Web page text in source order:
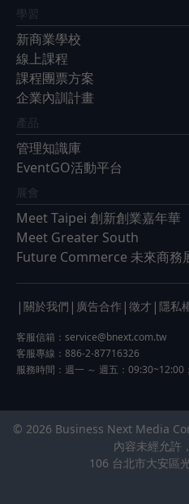
學習
新商業學校
線上課程
課程團票方案
企業內訓計畫
產品
管理知識庫
EventGO活動平台
展會
Meet Taipei 創新創業嘉年華
Meet Greater South
Future Commerce 未來商務
| 關於我們 | 廣告合作 | 徵才 | 隱私
客服信箱： service@bnext.com.tw
客服專線：886-2-87716326
服務時間：週一 ～ 週五：09:30~12:00
© 2026 Business Next Media
內容未經允許
106 台北市大安區